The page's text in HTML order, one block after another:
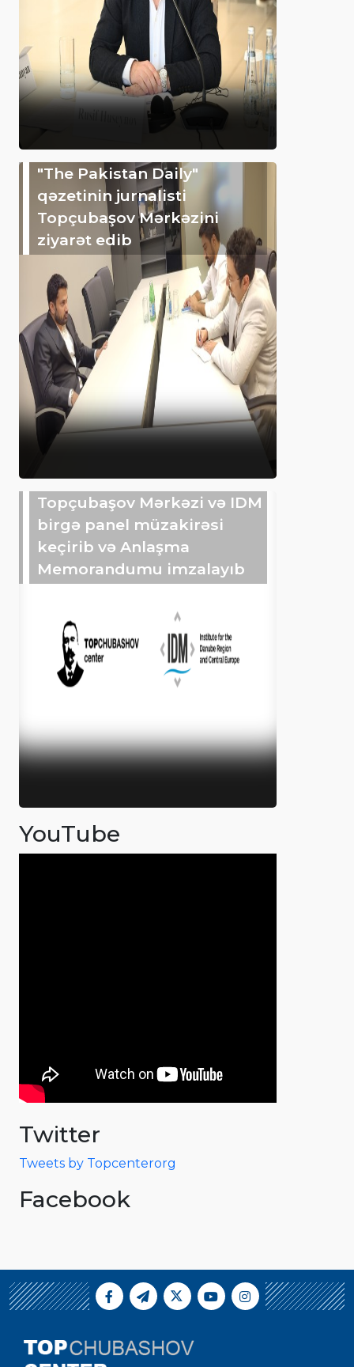
"The Pakistan Daily"
qəzetinin jurnalisti
Topçubaşov Mərkəzini
ziyarət edib
Topçubaşov Mərkəzi və IDM
birgə panel müzakirəsi
keçirib və Anlaşma
Memorandumu imzalayıb
YouTube
Twitter
Tweets by Topcenterorg
Facebook